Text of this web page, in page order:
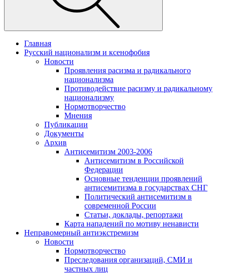
Главная
Русский национализм и ксенофобия
Новости
Проявления расизма и радикального
национализма
Противодействие расизму и радикальному
национализму
Нормотворчество
Мнения
Публикации
Документы
Архив
Антисемитизм 2003-2006
Антисемитизм в Российской
Федерации
Основные тенденции проявлений
антисемитизма в государствах СНГ
Политический антисемитизм в
современной России
Статьи, доклады, репортажи
Карта нападений по мотиву ненависти
Неправомерный антиэкстремизм
Новости
Нормотворчество
Преследования организаций, СМИ и
частных лиц